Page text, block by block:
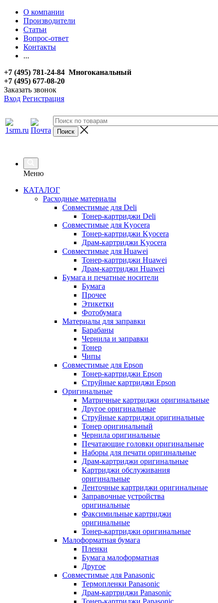
О компании
Производители
Статьи
Вопрос-ответ
Контакты
...
+7 (495) 781-24-84 Многоканальный
+7 (495) 677-08-20
Заказать звонок
Вход Регистрация
Меню
КАТАЛОГ
Расходные материалы
Совместимые для Deli
Тонер-картриджи Deli
Совместимые для Kyocera
Тонер-картриджи Kyocera
Драм-картриджи Kyocera
Совместимые для Huawei
Тонер-картриджи Huawei
Драм-картриджи Huawei
Бумага и печатные носители
Бумага
Прочее
Этикетки
Фотобумага
Материалы для заправки
Барабаны
Чернила и заправки
Тонер
Чипы
Совместимые для Epson
Тонер-картриджи Epson
Струйные картриджи Epson
Оригинальные
Матричные картриджи оригинальные
Другое оригинальные
Струйные картриджи оригинальные
Тонер оригинальный
Чернила оригинальные
Печатающие головки оригинальные
Наборы для печати оригинальные
Драм-картриджи оригинальные
Картриджи обслуживания
оригинальные
Ленточные картриджи оригинальные
Заправочные устройства
оригинальные
Факсимильные картриджи
оригинальные
Тонер-картриджи оригинальные
Малоформатная бумага
Пленки
Бумага малоформатная
Другое
Совместимые для Panasonic
Термопленки Panasonic
Драм-картриджи Panasonic
Тонер-картриджи Panasonic